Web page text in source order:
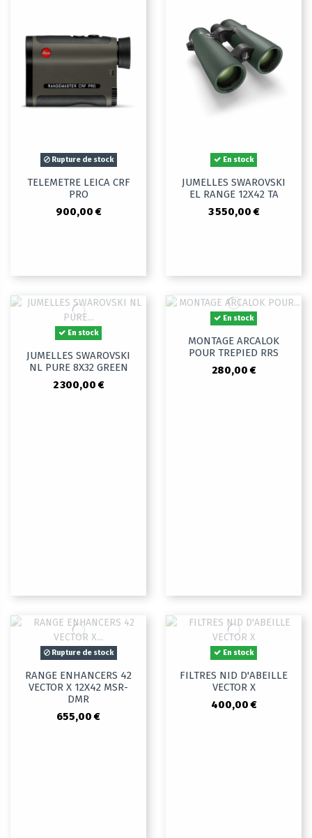
Rupture de stock
TELEMETRE LEICA CRF
PRO
900,00 €
En stock
JUMELLES SWAROVSKI
EL RANGE 12X42 TA
3 550,00 €
En stock
JUMELLES SWAROVSKI
NL PURE 8X32 GREEN
2 300,00 €
En stock
MONTAGE ARCALOK
POUR TREPIED RRS
280,00 €
Rupture de stock
RANGE ENHANCERS 42
VECTOR X 12X42 MSR-
DMR
655,00 €
En stock
FILTRES NID D'ABEILLE
VECTOR X
400,00 €